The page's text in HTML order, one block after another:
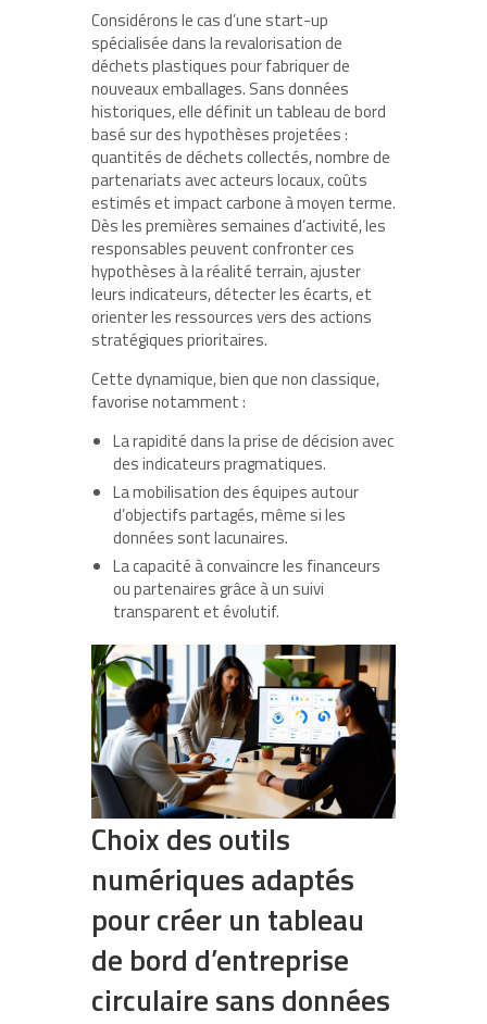
Considérons le cas d’une start-up
spécialisée dans la revalorisation de
déchets plastiques pour fabriquer de
nouveaux emballages. Sans données
historiques, elle définit un tableau de bord
basé sur des hypothèses projetées :
quantités de déchets collectés, nombre de
partenariats avec acteurs locaux, coûts
estimés et impact carbone à moyen terme.
Dès les premières semaines d’activité, les
responsables peuvent confronter ces
hypothèses à la réalité terrain, ajuster
leurs indicateurs, détecter les écarts, et
orienter les ressources vers des actions
stratégiques prioritaires.
Cette dynamique, bien que non classique,
favorise notamment :
La rapidité dans la prise de décision avec
des indicateurs pragmatiques.
La mobilisation des équipes autour
d’objectifs partagés, même si les
données sont lacunaires.
La capacité à convaincre les financeurs
ou partenaires grâce à un suivi
transparent et évolutif.
Choix des outils
numériques adaptés
pour créer un tableau
de bord d’entreprise
circulaire sans données